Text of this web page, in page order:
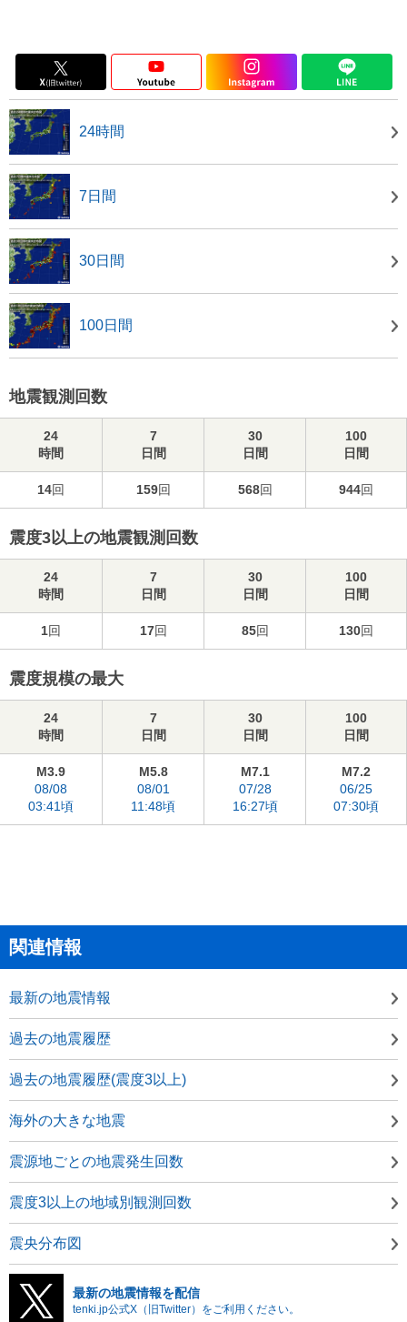
24時間
7日間
30日間
100日間
地震観測回数
24
時間
7
日間
30
日間
100
日間
14回 159回 568回 944回
震度3以上の地震観測回数
24
時間
7
日間
30
日間
100
日間
1回 17回 85回 130回
震度規模の最大
24
時間
7
日間
30
日間
100
日間
M3.9
08/08
03:41頃
M5.8
08/01
11:48頃
M7.1
07/28
16:27頃
M7.2
06/25
07:30頃
関連情報
最新の地震情報
過去の地震履歴
過去の地震履歴(震度3以上)
海外の大きな地震
震源地ごとの地震発生回数
震度3以上の地域別観測回数
震央分布図
最新の地震情報を配信
tenki.jp公式X（旧Twitter）をご利用ください。